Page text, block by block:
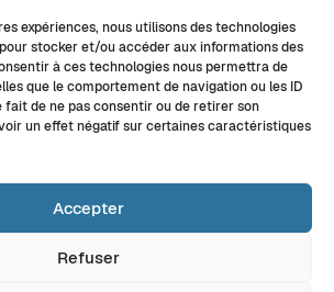
expériences, nous utilisons des technologies
stocker et/ou accéder aux informations des
à ces technologies nous permettra de
que le comportement de navigation ou les ID
fait de ne pas consentir ou de retirer son
un effet négatif sur certaines caractéristiques
Accepter
Refuser
© 2026 ACFRI. Made with